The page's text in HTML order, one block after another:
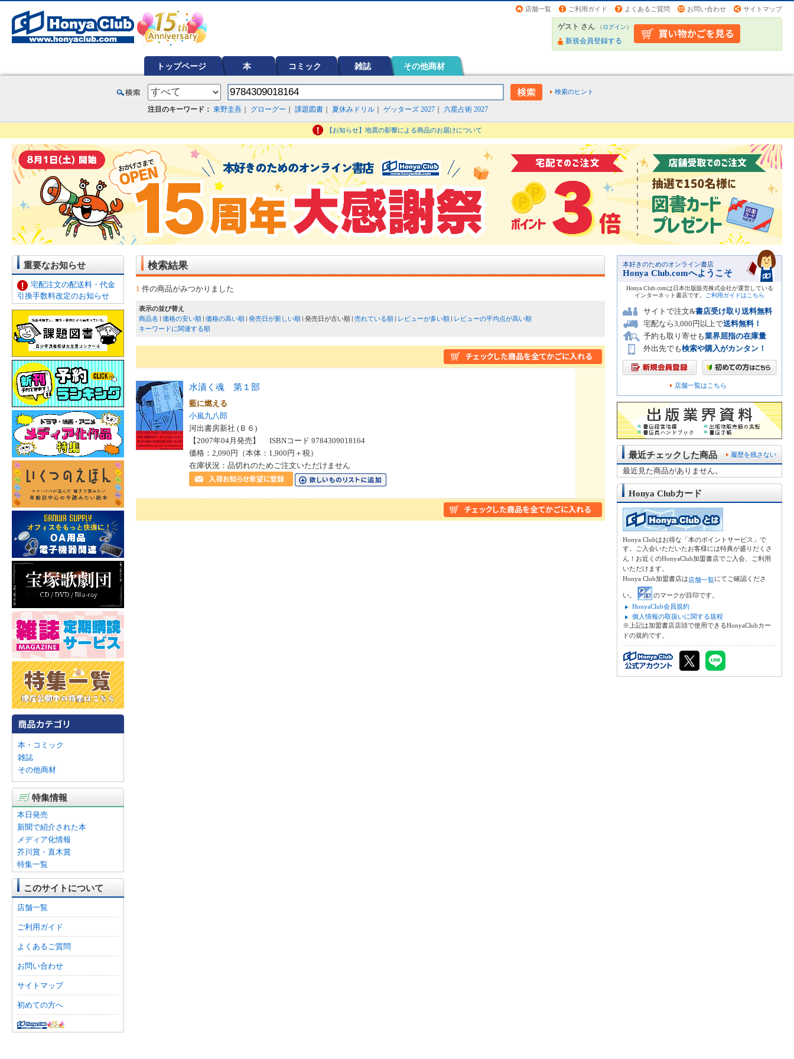
店舗一覧 ご利用ガイド よくあるご質問 お問い合わせ サイトマップ
ゲスト さん （ログイン）
新規会員登録する
トップページ 本 コミック 雑誌 その他商材
検索のヒント
注目のキーワード： 東野圭吾 グローグー 課題図書 夏休みドリル ゲッターズ 2027 六星占術 2027
【お知らせ】地震の影響による商品のお届けについて
重要なお知らせ
宅配注文の配送料・代金
引換手数料改定のお知らせ
本・コミック
雑誌
その他商材
特集情報
本日発売
新聞で紹介された本
メディア化情報
芥川賞・直木賞
特集一覧
このサイトについて
店舗一覧
ご利用ガイド
よくあるご質問
お問い合わせ
サイトマップ
初めての方へ
検索結果
1 件の商品がみつかりました
表示の並び替え
商品名
価格の安い順 価格の高い順 発売日が新しい順 発売日が古い順 売れている順 レビューが多い順
レビューの平均点が高い順
キーワードに関連する順
水漬く魂 第１部
藍に燃える
小嵐九八郎
河出書房新社 (Ｂ６)
【2007年04月発売】 ISBNコード 9784309018164
価格：2,090円（本体：1,900円＋税）
在庫状況：品切れのためご注文いただけません
本好きのためのオンライン書店
Honya Club.comへようこそ
Honya Club.comは日本出版販売株式会社が運営している
インターネット書店です。
ご利用ガイドはこちら
サイトで注文&書店受け取り送料無料
宅配なら3,000円以上で送料無料！
予約も取り寄せも業界屈指の在庫量
外出先でも検索や購入がカンタン！
店舗一覧はこちら
履歴を残さない
最近チェックした商品
最近見た商品がありません。
Honya Clubカード
Honya Clubはお得な「本のポイントサービス」で
す。ご入会いただいたお客様には特典が盛りだくさ
ん！お近くのHonyaClub加盟書店でご入会、ご利用
いただけます。
Honya Club加盟書店は店舗一覧にてご確認くださ
い。
のマークが目印です。
HonyaClub会員規約
個人情報の取扱いに関する規程
※上記は加盟書店店頭で使用できるHonyaClubカー
ドの規約です。